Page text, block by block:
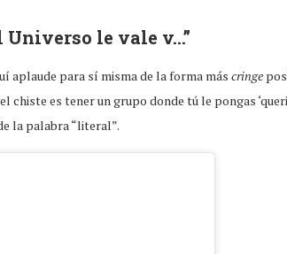
Universo le vale v…”
aplaude para sí misma de la forma más cringe
chiste es tener un grupo donde tú le pongas
la palabra “literal”.